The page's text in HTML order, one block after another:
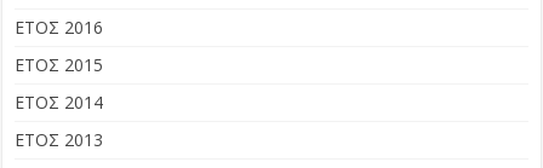
ΕΤΟΣ 2016
ΕΤΟΣ 2015
ΕΤΟΣ 2014
ΕΤΟΣ 2013